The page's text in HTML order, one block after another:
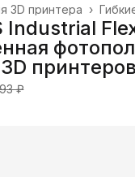
3D принтера ›
материалы
›
Industrial
принтеров
₽
в Сплит